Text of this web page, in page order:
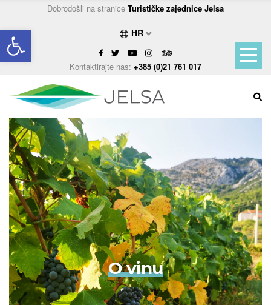
Open toolbar
Dobrodošli na stranice Turističke zajednice Jelsa
HR
Kontaktirajte nas: +385 (0)21 761 017
O vinu